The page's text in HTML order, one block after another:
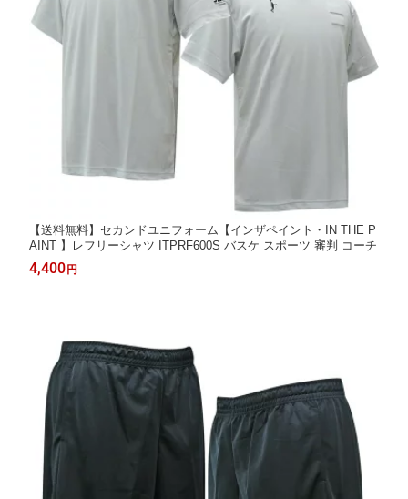
【送料無料】セカンドユニフォーム【インザペイント・IN THE P
AINT 】レフリーシャツ ITPRF600S バスケ スポーツ 審判 コーチ
4,400 円